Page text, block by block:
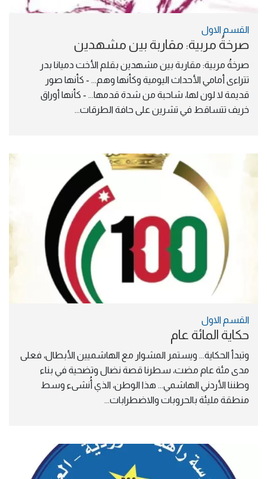
القسم الاول
صرخةُ مربية: مقاربة بين مشهدين
صرخةُ مربية: مقاربة بين مشهدين بقلم الأخت دميانا بدر
تتراءى أمامي الأحداث اليومية وكأنها وهم... - كأنها صور
قديمة لا لون لها، شاحبة من شدة قدمها... - كأنها أوراق
خريف تتساقط في تشرين على حافة الطرقات...
القسم الاول
حكاية المائة عام
وتبدأ الحكاية... ويستمر المشوار مع الهاشميين الأبطال، فعلى
مدى مئة عام مضت، سطرنا قصة نضال وتضحية في بناء
وطننا الأردني الهاشمي... هذا الوطن، الذي أُنشىء وسط
منطقة مليئة بالحروبات والاضطرابات...